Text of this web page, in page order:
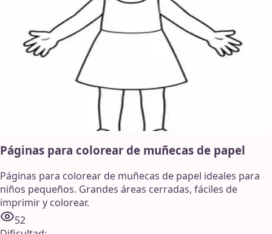
Páginas para colorear de muñecas de papel
Páginas para colorear de muñecas de papel ideales para
niños pequeños. Grandes áreas cerradas, fáciles de
imprimir y colorear.
52